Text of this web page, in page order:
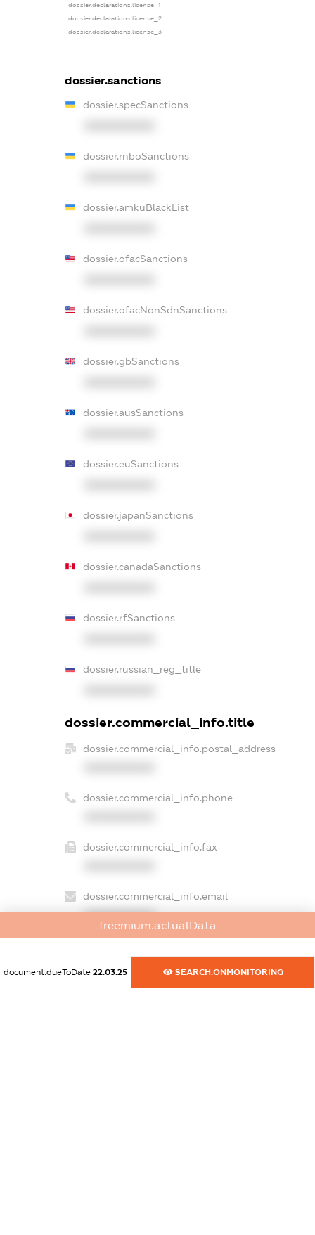
dossier.declarations.license_1
dossier.declarations.license_2
dossier.declarations.license_3
dossier.sanctions
dossier.specSanctions
dossier.rnboSanctions
dossier.amkuBlackList
dossier.ofacSanctions
dossier.ofacNonSdnSanctions
dossier.gbSanctions
dossier.ausSanctions
dossier.euSanctions
dossier.japanSanctions
dossier.canadaSanctions
dossier.rfSanctions
dossier.russian_reg_title
dossier.commercial_info.title
dossier.commercial_info.postal_address
dossier.commercial_info.phone
dossier.commercial_info.fax
dossier.commercial_info.email
XXXXXXXXXX
freemium.actualData
document.dueToDate 22.03.25 SEARCH.ONMONITORING